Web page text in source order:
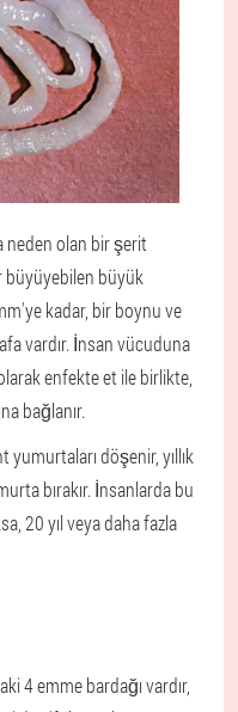
neden olan bir şerit
büyüyebilen büyük
kadar, bir boynu ve
vardır. İnsan vücuduna
enfekte et ile birlikte,
bağlanır.
döşenir, yıllık
bırakır. İnsanlarda bu
20 yıl veya daha fazla
4 emme bardağı vardır,